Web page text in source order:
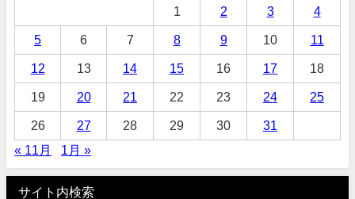
1 2 3 4
5 6 7 8 9 10 11
12 13 14 15 16 17 18
19 20 21 22 23 24 25
26 27 28 29 30
31
« 11月
1月 »
サイト内検索